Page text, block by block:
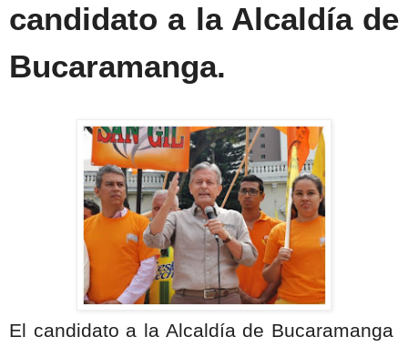
candidato a la Alcaldía de
Bucaramanga.
El candidato a la Alcaldía de Bucaramanga